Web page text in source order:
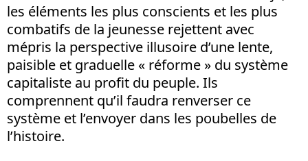
les éléments les plus conscients et les plus
combatifs de la jeunesse rejettent avec
mépris la perspective illusoire d’une lente,
paisible et graduelle « réforme » du système
capitaliste au profit du peuple. Ils
comprennent qu’il faudra renverser ce
système et l’envoyer dans les poubelles de
l’histoire.